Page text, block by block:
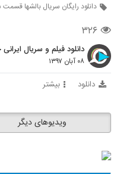
دانلود رایگان سریال بالشها
۳۲۶
دانلود فیلم و سریال
۰۸ آبان ۱۳۹۷
دانلود بیشتر
ویدیوهای دیگر